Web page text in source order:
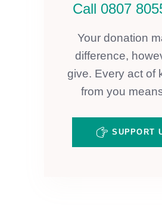
Call 0807
Your donation
difference,
give. Every act of
from you
SUPPORT